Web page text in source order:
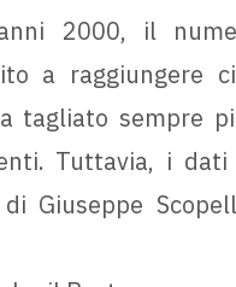
2000, il
a raggiungere
tagliato sempre
Tuttavia, i
Giuseppe